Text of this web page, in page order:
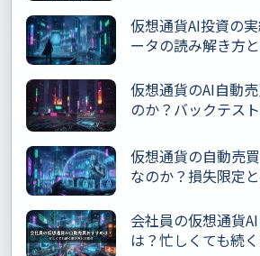
仮想通貨AI投資の
ータの読み解き方
仮想通貨のAI自動
のか？バックテス
仮想通貨の自動売
なのか？損失限定
会社員の仮想通貨
は？忙しくても続